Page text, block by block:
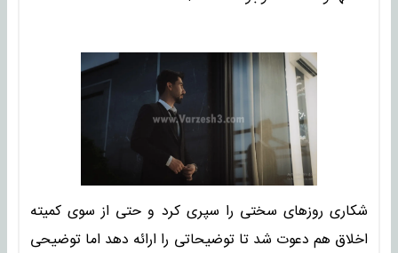
شکاری روزهای سختی را سپری کرد و حتی از سوی کمیته
اخلاق هم دعوت شد تا توضیحاتی را ارائه دهد اما توضیحی